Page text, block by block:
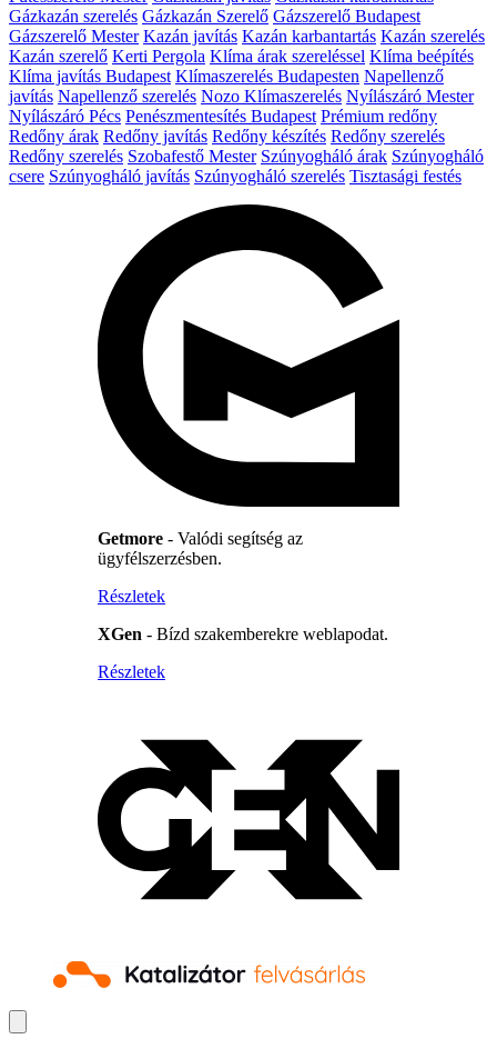
Gázkazán szerelés Gázkazán Szerelő Gázszerelő Budapest
Gázszerelő Mester Kazán javítás Kazán karbantartás Kazán szerelés
Kazán szerelő Kerti Pergola Klíma árak szereléssel Klíma beépítés
Klíma javítás Budapest Klímaszerelés Budapesten Napellenző
javítás Napellenző szerelés Nozo Klímaszerelés Nyílászáró Mester
Nyílászáró Pécs Penészmentesítés Budapest Prémium redőny
Redőny árak Redőny javítás Redőny készítés Redőny szerelés
Redőny szerelés Szobafestő Mester Szúnyogháló árak Szúnyogháló
csere Szúnyogháló javítás Szúnyogháló szerelés Tisztasági festés
Getmore - Valódi segítség az
ügyfélszerzésben.
Részletek
XGen - Bízd szakemberekre weblapodat.
Részletek